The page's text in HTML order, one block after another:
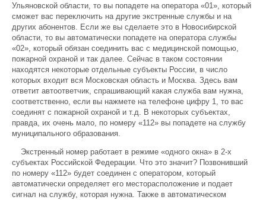
Ульяновской области, то вы попадете на оператора «01», который
сможет вас переключить на другие экстренные службы и на
других абонентов. Если же вы сделаете это в Новосибирской
области, то вы автоматически попадете на оператора службы
«02», который обязан соединить вас с медицинской помощью,
пожарной охраной и так далее. Сейчас в таком состоянии
находятся некоторые отдельные субъекты России, в число
которых входит вся Московская область и Москва. Здесь вам
ответит автоответчик, спрашивающий какая служба вам нужна,
соответственно, если вы нажмете на телефоне цифру 1, то вас
соединят с пожарной охраной и т.д. В некоторых субъектах,
правда, их очень мало, по номеру «112» вы попадете на службу
муниципального образования.
Экстренный номер работает в режиме «одного окна» в 2-х
субъектах Российской Федерации. Что это значит? Позвонивший
по номеру «112» будет соединен с оператором, который
автоматически определяет его месторасположение и подает
сигнал на службу, которая нужна. Также в автоматическом